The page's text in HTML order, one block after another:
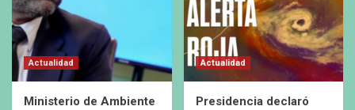
Actualidad
Ministerio de Ambiente
Actualidad
Presidencia declaró